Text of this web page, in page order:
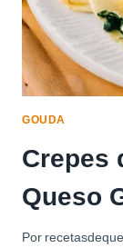
GOUDA
Crepes
Queso
Por